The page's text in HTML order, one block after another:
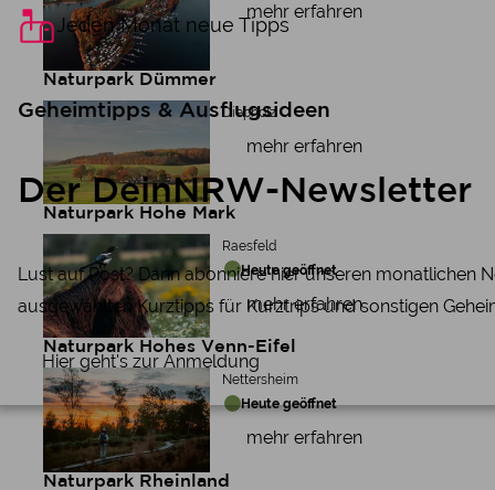
mehr erfahren
Naturpark Dümmer
Diepholz
mehr erfahren
Naturpark Hohe Mark
Raesfeld
Heute geöffnet
mehr erfahren
Naturpark Hohes Venn-Eifel
Nettersheim
Heute geöffnet
mehr erfahren
Naturpark Rheinland
Jeden Monat neue Tipps
Geheimtipps & Ausflugsideen
Der DeinNRW-Newsletter
Lust auf Post? Dann abonniere hier unseren monatlichen
ausgewählten Kurztipps für Kurztrips und sonstigen
Hier geht's zur Anmeldung